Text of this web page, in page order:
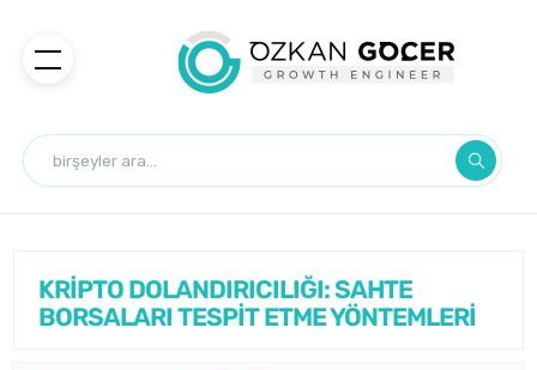
KRİPTO DOLANDIRICILIĞI: SAHTE
BORSALARI TESPİT ETME YÖNTEMLERİ